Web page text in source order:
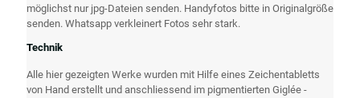
möglichst nur jpg-Dateien senden. Handyfotos bitte in Originalgröße
senden. Whatsapp verkleinert Fotos sehr stark.
Technik
Alle hier gezeigten Werke wurden mit Hilfe eines Zeichentabletts
von Hand erstellt und anschliessend im pigmentierten Giglée -